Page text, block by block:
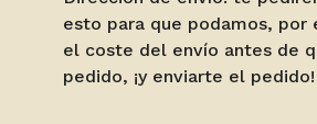
esto para que podamos, por
el coste del envío antes de
pedido, ¡y enviarte el pedido!